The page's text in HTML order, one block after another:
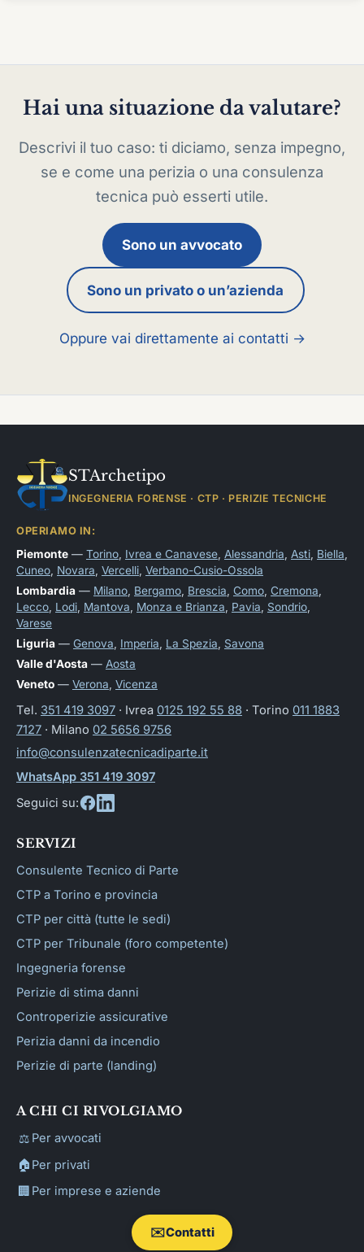
Hai una situazione da valutare?
Descrivi il tuo caso: ti diciamo, senza impegno,
se e come una perizia o una consulenza
tecnica può esserti utile.
Sono un avvocato
Sono un privato o un’azienda
Oppure vai direttamente ai contatti →
STArchetipo
INGEGNERIA FORENSE · CTP · PERIZIE TECNICHE
OPERIAMO IN:
Piemonte — Torino, Ivrea e Canavese, Alessandria, Asti, Biella,
Cuneo, Novara, Vercelli, Verbano-Cusio-Ossola
Lombardia — Milano, Bergamo, Brescia, Como, Cremona,
Lecco, Lodi, Mantova, Monza e Brianza, Pavia, Sondrio,
Varese
Liguria — Genova, Imperia, La Spezia, Savona
Valle d'Aosta — Aosta
Veneto — Verona, Vicenza
Tel. 351 419 3097 · Ivrea 0125 192 55 88 · Torino 011 1883
7127 · Milano 02 5656 9756
info@consulenzatecnicadiparte.it
WhatsApp 351 419 3097
Seguici su:
SERVIZI
Consulente Tecnico di Parte
CTP a Torino e provincia
CTP per città (tutte le sedi)
CTP per Tribunale (foro competente)
Ingegneria forense
Perizie di stima danni
Controperizie assicurative
Perizia danni da incendio
Perizie di parte (landing)
A CHI CI RIVOLGIAMO
⚖️ Per avvocati
🏠 Per privati
🏢 Per imprese e aziende
✉️Contatti